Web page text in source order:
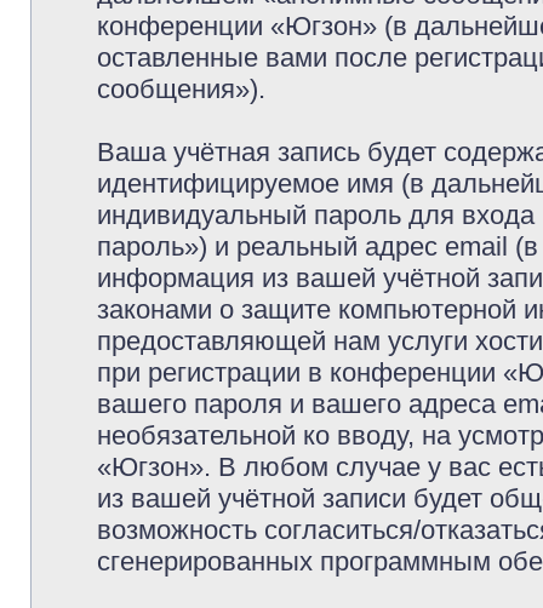
конференции «Югзон» (в
оставленные вами после
сообщения»).
Ваша учётная запись будет
идентифицируемое имя (в
индивидуальный пароль для
пароль») и реальный адрес email
информация из вашей учётной
законами о защите компьютерной
предоставляющей нам услуги
при регистрации в конференции
вашего пароля и вашего адреса
необязательной ко вводу, на
«Югзон». В любом случае у вас
из вашей учётной записи будет
возможность согласиться/
сгенерированных программным